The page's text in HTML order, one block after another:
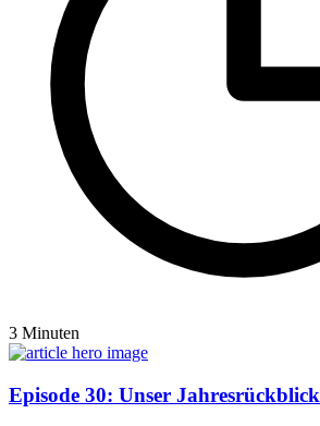
3 Minuten
Episode 30: Unser Jahresrückblick